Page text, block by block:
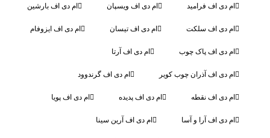
ام دی اف فرامید ام دی اف ویسپان ام دی اف بارشین
ام دی اف سلکت ام دی اف تیسان ام دی اف ایزوفام
ام دی اف پاک چوب ام دی اف آرتا
ام دی اف آذران چوب کویر ام دی اف گرندوود
ام دی اف نقطه ام دی اف پدیده ام دی اف پویا
ام دی اف آرا و آسا ام دی اف آرین سینا